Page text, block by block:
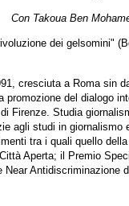
Con Takoua Ben
dei gelsomini"
cresciuta a Roma sin
del dialogo
Firenze. Studia
agli studi in
tra i quali quello
Aperta; il Premio
Antidiscriminazione